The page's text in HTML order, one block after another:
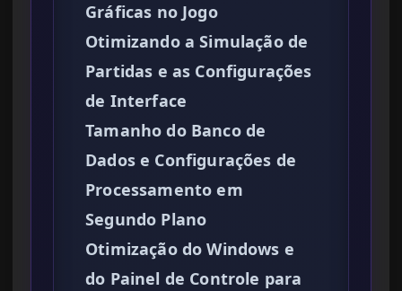
Gráficas no Jogo
Otimizando a Simulação de
Partidas e as Configurações
de Interface
Tamanho do Banco de
Dados e Configurações de
Processamento em
Segundo Plano
Otimização do Windows e
do Painel de Controle para